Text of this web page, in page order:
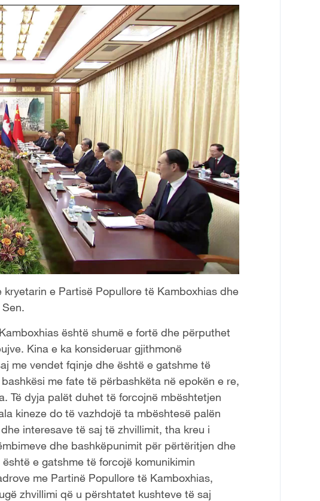
e Partisë Popullore të Kamboxhias dhe
është shumë e fortë dhe përputhet
Kina e ka konsideruar gjithmonë
me vendet fqinje dhe është e gatshme të
me fate të përbashkëta në epokën e re,
Të dyja palët duhet të forcojnë mbështetjen
kineze do të vazhdojë ta mbështesë palën
interesave të saj të zhvillimit, tha kreu i
dhe bashkëpunimit për përtëritjen dhe
e gatshme të forcojë komunikimin
me Partinë Popullore të Kamboxhias,
zhvillimi që u përshtatet kushteve të saj